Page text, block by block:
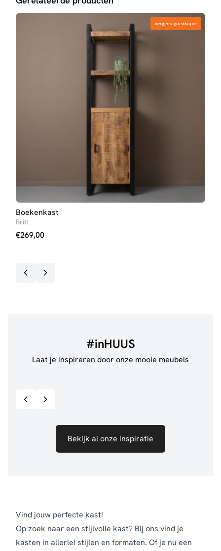
nergens goedkoper
nergens goedkoper
Boekenkast
Britt
€269,00
#inHUUS
Laat je inspireren door onze mooie meubels
Bekijk al onze inspiratie
Vind jouw perfecte kast!
Op zoek naar een stijlvolle kast? Bij ons vind je
kasten in allerlei stijlen en formaten. Of je nu een